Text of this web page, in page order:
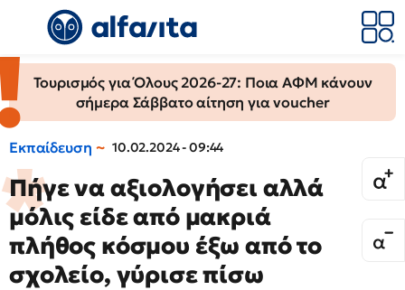
Τουρισμός για Όλους 2026-27: Ποια ΑΦΜ κάνουν
σήμερα Σάββατο αίτηση για voucher
Εκπαίδευση 10.02.2024 - 09:44
Πήγε να αξιολογήσει αλλά
μόλις είδε από μακριά
πλήθος κόσμου έξω από το
σχολείο, γύρισε πίσω